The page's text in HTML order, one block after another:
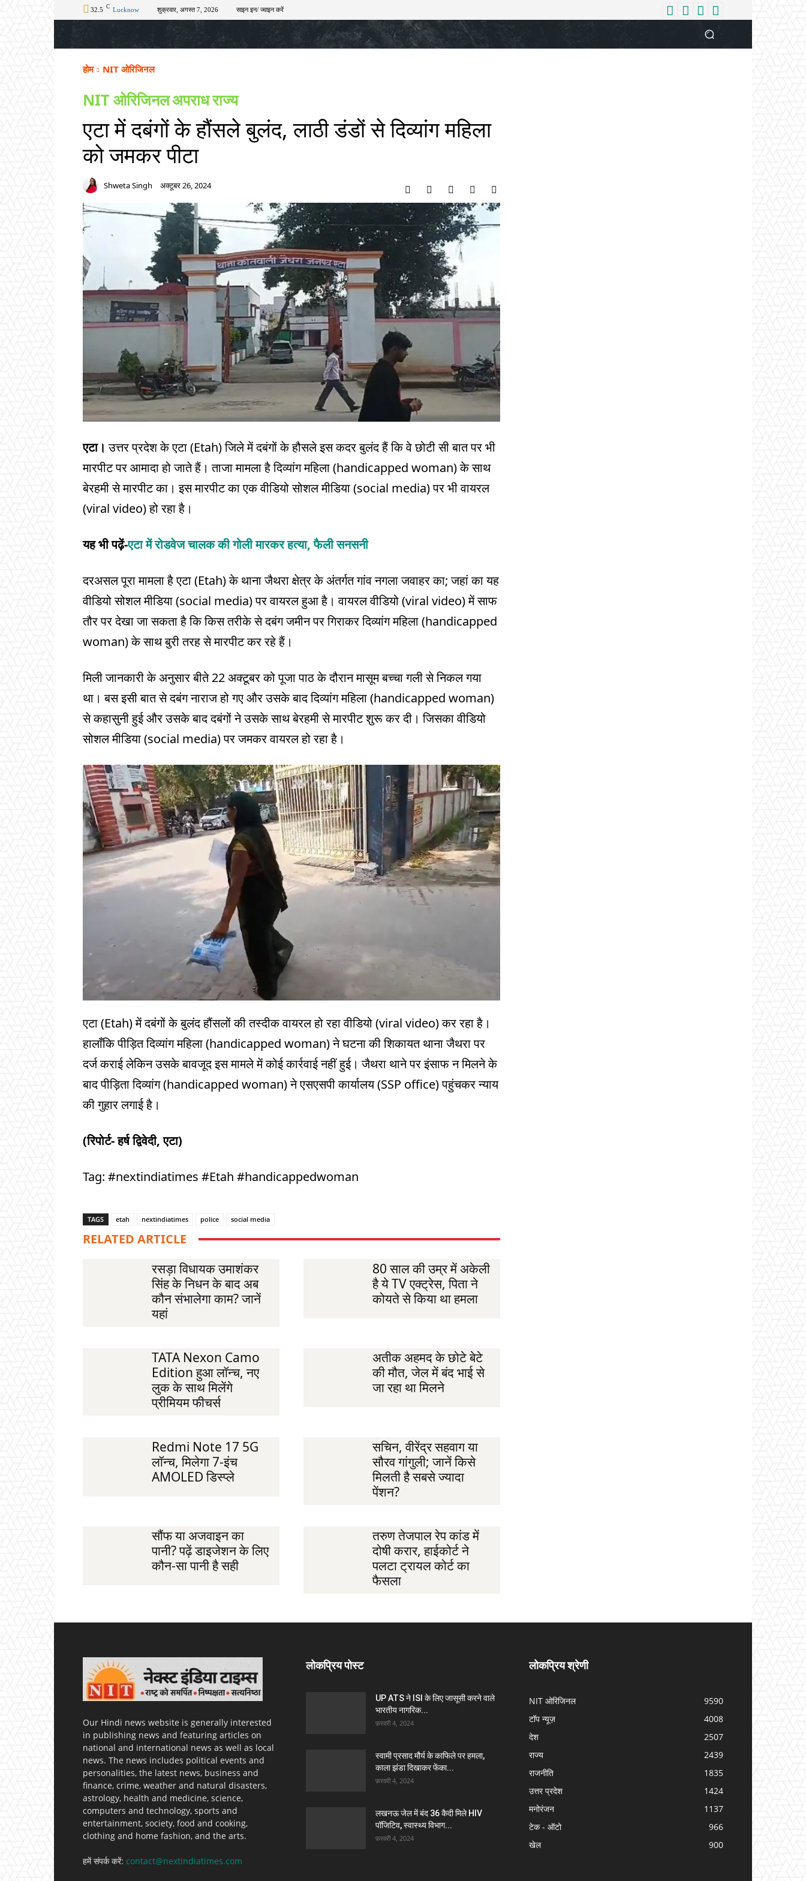
32.5 C Lucknow शुक्रवार, अगस्त 7, 2026 साइन इन/ ज्वाइन करें
अपराध चुनाव खेल टेक – ऑटो राज्य मनोरंजन लाइफस्टाइल बिजनेस आपकी आवाज
होम NIT ओरिजिनल
NIT ओरिजिनलअपराधराज्य
एटा में दबंगों के हौंसले बुलंद, लाठी डंडों से दिव्यांग महिला
को जमकर पीटा
Shweta Singh अक्टूबर 26, 2024
एटा। उत्तर प्रदेश के एटा (Etah) जिले में दबंगों के हौसले इस कदर बुलंद हैं कि वे छोटी सी बात पर भी
मारपीट पर आमादा हो जाते हैं। ताजा मामला है दिव्यांग महिला (handicapped woman) के साथ
बेरहमी से मारपीट का। इस मारपीट का एक वीडियो सोशल मीडिया (social media) पर भी वायरल
(viral video) हो रहा है।
यह भी पढ़ें-एटा में रोडवेज चालक की गोली मारकर हत्या, फैली सनसनी
दरअसल पूरा मामला है एटा (Etah) के थाना जैथरा क्षेत्र के अंतर्गत गांव नगला जवाहर का; जहां का यह
वीडियो सोशल मीडिया (social media) पर वायरल हुआ है। वायरल वीडियो (viral video) में साफ
तौर पर देखा जा सकता है कि किस तरीके से दबंग जमीन पर गिराकर दिव्यांग महिला (handicapped
woman) के साथ बुरी तरह से मारपीट कर रहे हैं।
मिली जानकारी के अनुसार बीते 22 अक्टूबर को पूजा पाठ के दौरान मासूम बच्चा गली से निकल गया
था। बस इसी बात से दबंग नाराज हो गए और उसके बाद दिव्यांग महिला (handicapped woman)
से कहासुनी हुई और उसके बाद दबंगों ने उसके साथ बेरहमी से मारपीट शुरू कर दी। जिसका वीडियो
सोशल मीडिया (social media) पर जमकर वायरल हो रहा है।
एटा (Etah) में दबंगों के बुलंद हौंसलों की तस्दीक वायरल हो रहा वीडियो (viral video) कर रहा है।
हालाँकि पीड़ित दिव्यांग महिला (handicapped woman) ने घटना की शिकायत थाना जैथरा पर
दर्ज कराई लेकिन उसके बावजूद इस मामले में कोई कार्रवाई नहीं हुई। जैथरा थाने पर इंसाफ न मिलने के
बाद पीड़िता दिव्यांग (handicapped woman) ने एसएसपी कार्यालय (SSP office) पहुंचकर न्याय
की गुहार लगाई है।
(रिपोर्ट- हर्ष द्विवेदी, एटा)
Tag: #nextindiatimes #Etah #handicappedwoman
TAGS etah nextindiatimes police social media
RELATED ARTICLE
रसड़ा विधायक उमाशंकर
सिंह के निधन के बाद अब
कौन संभालेगा काम? जानें
यहां
80 साल की उम्र में अकेली
है ये TV एक्ट्रेस, पिता ने
कोयते से किया था हमला
TATA Nexon Camo
Edition हुआ लॉन्च, नए
लुक के साथ मिलेंगे
प्रीमियम फीचर्स
अतीक अहमद के छोटे बेटे
की मौत, जेल में बंद भाई से
जा रहा था मिलने
Redmi Note 17 5G
लॉन्च, मिलेगा 7-इंच
AMOLED डिस्प्ले
सचिन, वीरेंद्र सहवाग या
सौरव गांगुली; जानें किसे
मिलती है सबसे ज्यादा
पेंशन?
सौंफ या अजवाइन का
पानी? पढ़ें डाइजेशन के लिए
कौन-सा पानी है सही
तरुण तेजपाल रेप कांड में
दोषी करार, हाईकोर्ट ने
पलटा ट्रायल कोर्ट का
फैसला
Our Hindi news website is generally interested
in publishing news and featuring articles on
national and international news as well as local
news. The news includes political events and
personalities, the latest news, business and
finance, crime, weather and natural disasters,
astrology, health and medicine, science,
computers and technology, sports and
entertainment, society, food and cooking,
clothing and home fashion, and the arts.
हमें संपर्क करें: contact@nextindiatimes.com
लोकप्रिय पोस्ट
UP ATS ने ISI के लिए जासूसी करने वाले
भारतीय नागरिक...
फ़रवरी 4, 2024
स्वामी प्रसाद मौर्य के काफिले पर हमला,
काला झंडा दिखाकर फेंका...
फ़रवरी 4, 2024
लखनऊ जेल में बंद 36 कैदी मिले HIV
पॉजिटिव, स्वास्थ्य विभाग...
फ़रवरी 4, 2024
लोकप्रिय श्रेणी
NIT ओरिजिनल
9590
टॉप न्यूज़
4008
देश
2507
राज्य
2439
राजनीति
1835
उत्तर प्रदेश
1424
मनोरंजन
1137
टेक - ऑटो
966
खेल
900